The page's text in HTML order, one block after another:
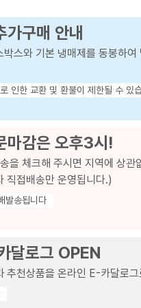
가구매 안내
박스와 기본 냉매제를 동봉하
인한 교환 및 환불이 제한될 수 있
마감은 오후3시!
을 체크해 주시면 지역에 상
직접배송만 운영됩니다.)
발송됩니다
달로그 OPEN
추천상품을 온라인 E-카달로